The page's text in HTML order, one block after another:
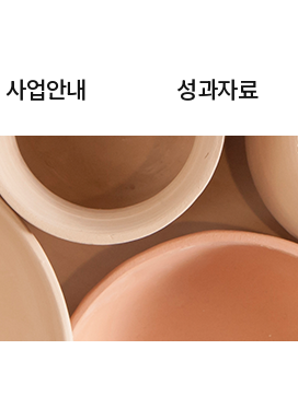
사업안내 성과자료